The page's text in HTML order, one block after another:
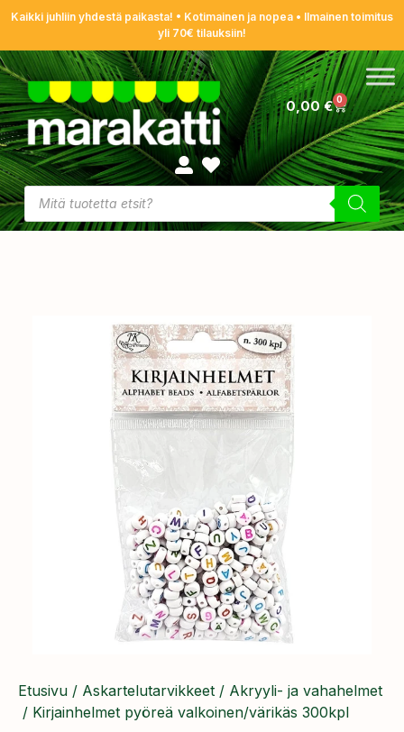
Kaikki juhliin yhdestä paikasta! • Kotimainen ja nopea • Ilmainen toimitus
yli 70€ tilauksiin!
0,00€ 0
Etusivu / Askartelutarvikkeet / Akryyli- ja vahahelmet
/ Kirjainhelmet pyöreä valkoinen/värikäs 300kpl